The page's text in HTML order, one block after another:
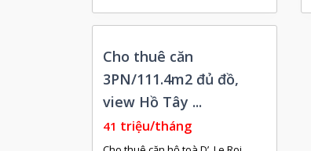
Cho thuê căn
3PN/111.4m2 đủ đồ,
view Hồ Tây ...
41 triệu/tháng